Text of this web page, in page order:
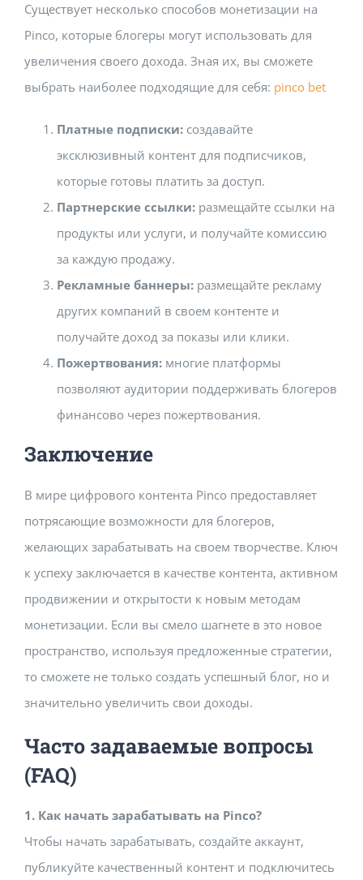
Существует несколько способов монетизации на
Pinco, которые блогеры могут использовать для
увеличения своего дохода. Зная их, вы сможете
выбрать наиболее подходящие для себя: pinco bet
Платные подписки: создавайте
эксклюзивный контент для подписчиков,
которые готовы платить за доступ.
Партнерские ссылки: размещайте ссылки на
продукты или услуги, и получайте комиссию
за каждую продажу.
Рекламные баннеры: размещайте рекламу
других компаний в своем контенте и
получайте доход за показы или клики.
Пожертвования: многие платформы
позволяют аудитории поддерживать блогеров
финансово через пожертвования.
Заключение
В мире цифрового контента Pinco предоставляет
потрясающие возможности для блогеров,
желающих зарабатывать на своем творчестве. Ключ
к успеху заключается в качестве контента, активном
продвижении и открытости к новым методам
монетизации. Если вы смело шагнете в это новое
пространство, используя предложенные стратегии,
то сможете не только создать успешный блог, но и
значительно увеличить свои доходы.
Часто задаваемые вопросы
(FAQ)
1. Как начать зарабатывать на Pinco?
Чтобы начать зарабатывать, создайте аккаунт,
публикуйте качественный контент и подключитесь